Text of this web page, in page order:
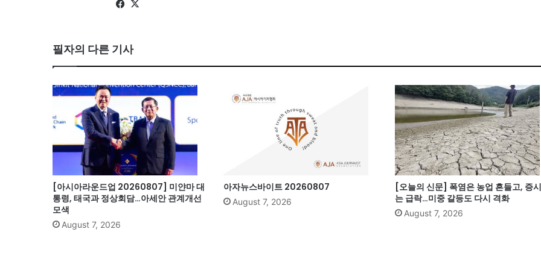
Fa
ok
필자의 다른 기사
[아시아라운드업 20260807] 미얀마 대
통령, 태국과 정상회담…아세안 관계개선
모색
August 7, 2026
아자뉴스바이트 20260807
August 7, 2026
[오늘의 신문] 폭염은 농업 흔들고, 증시
는 급락…미중 갈등도 다시 격화
August 7, 2026